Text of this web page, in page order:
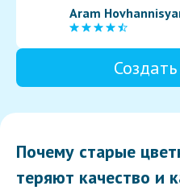
Aram
Почему старые
теряют качество и